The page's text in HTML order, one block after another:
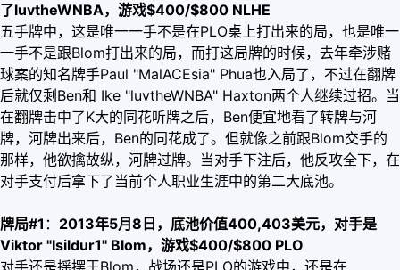
了luvtheWNBA，游戏$400/$800 NLHE
五手牌中，这是唯一一手不是在PLO桌上打出来的局，也是唯一
一手不是跟Blom打出来的局，而打这局牌的时候，去年牵涉赌
球案的知名牌手Paul "MalACEsia" Phua也入局了，不过在翻牌
后就仅剩Ben和 Ike "luvtheWNBA" Haxton两个人继续过招。当
在翻牌击中了K大的同花听牌之后，Ben便宜地看了转牌与河
牌，河牌出来后，Ben的同花成了。但就像之前跟Blom交手的
那样，他欲擒故纵，河牌过牌。当对手下注后，他反攻全下，在
对手支付后拿下了当前个人职业生涯中的第二大底池。
牌局#1 ： 2013年5月8日，底池价值400,403美元，对手是
Viktor "Isildur1" Blom，游戏$400/$800 PLO
对手还是摇摆王Blom，战场还是PLO的游戏中，还是在